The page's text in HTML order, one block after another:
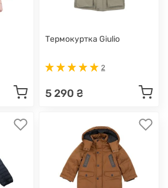
Термокуртка Giulio
2
5 290 ₴